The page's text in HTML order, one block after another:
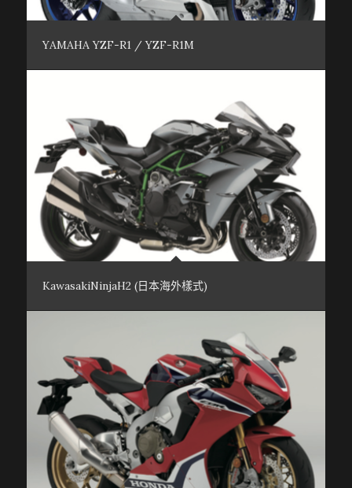
YAMAHA YZF-R1 / YZF-R1M
KawasakiNinjaH2 (日本海外樣式)